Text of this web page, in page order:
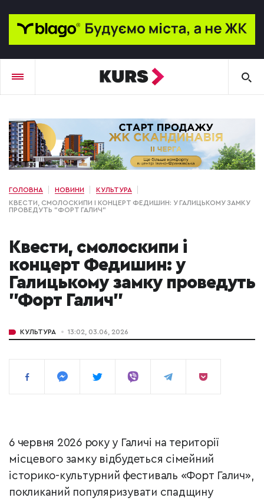
ГОЛОВНА НОВИНИ
КУЛЬТУРА
КВЕСТИ, СМОЛОСКИПИ І КОНЦЕРТ ФЕДИШИН: У ГАЛИЦЬКОМУ ЗАМКУ
ПРОВЕДУТЬ "ФОРТ ГАЛИЧ"
Квести, смолоскипи і
концерт Федишин: у
Галицькому замку проведуть
"Форт Галич"
КУЛЬТУРА 13:02, 03.06, 2026
6 червня 2026 року у Галичі на території
місцевого замку відбудеться сімейний
історико-культурний фестиваль «Форт Галич»,
покликаний популяризувати спадщину